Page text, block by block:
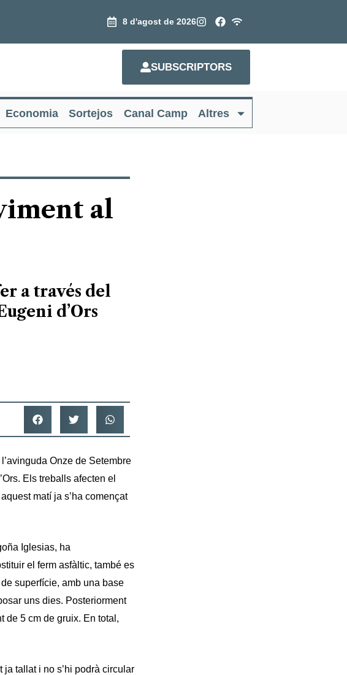
8 d'agost de 2026
SUBSCRIPTORS
Economia Sortejos Canal Camp Altres
al
a través del
d’Ors
Onze de Setembre
Els treballs afecten el
matí ja s’ha començat
Iglesias, ha
el ferm asfàltic, també es
superfície, amb una base
uns dies. Posteriorment
de 5 cm de gruix. En total,
tallat i no s’hi podrà circular